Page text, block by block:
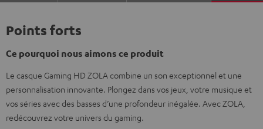
Points forts
Ce pourquoi nous aimons ce produit
Le casque Gaming HD ZOLA combine un son exceptionnel et une
personnalisation innovante. Plongez dans vos jeux, votre musique et
vos séries avec des basses d’une profondeur inégalée. Avec ZOLA,
redécouvrez votre univers du gaming.